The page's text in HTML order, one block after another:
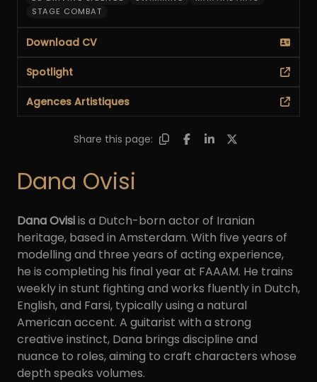
STAGE COMBAT
Download CV
Spotlight
Agences Artistiques
Share this page:
Dana Ovisi
Dana Ovisiis a Dutch-born actor of Iranian
heritage, based in Amsterdam. With five years of
modelling and three years of acting experience,
he is completing his final year at FAAAM. He trains
weekly in stunt fighting and works fluently in Dutch,
English, and Farsi, typically using a natural
American accent. A guitarist with a strong
creative instinct, Dana brings discipline and
nuance to roles, aiming to craft characters whose
depth speaks volumes.